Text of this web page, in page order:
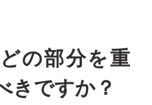
の部分を重
きですか？